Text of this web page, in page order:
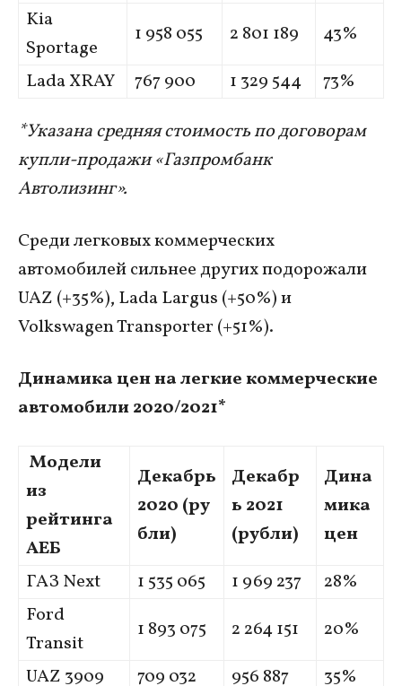
Kia
Sportage
1 958 055 2 801 189
43%
Lada XRAY
767 900 1 329 544
73%
*Указана средняя стоимость по договорам
купли-продажи «Газпромбанк
Автолизинг».
Среди легковых коммерческих
автомобилей сильнее других подорожали
UAZ (+35%), Lada Largus (+50%) и
Volkswagen Transporter (+51%).
Динамика цен на легкие коммерческие
автомобили 2020/2021*
Модели
из
рейтинга
АЕБ
Декабрь
2020 (ру
бли)
Декабр
ь 2021
(рубли)
Дина
мика
цен
ГАЗ Next
1 535 065 1 969 237
28%
Ford
Transit
1 893 075 2 264 151
20%
UAZ 3909
709 032 956 887 35%